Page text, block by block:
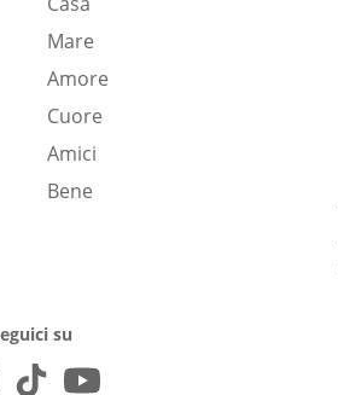
Mare
Amore
Cuore
Amici
Bene
su